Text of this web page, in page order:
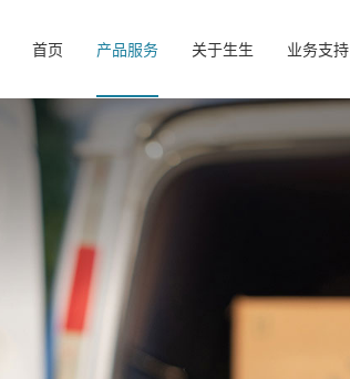
首页 产品服务 关于生生 业务支持